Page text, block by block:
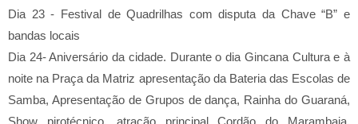
Dia 23 - Festival de Quadrilhas com disputa da Chave “B” e
bandas locais
Dia 24- Aniversário da cidade. Durante o dia Gincana Cultura e à
noite na Praça da Matriz apresentação da Bateria das Escolas de
Samba, Apresentação de Grupos de dança, Rainha do Guaraná,
Show pirotécnico, atração principal Cordão do Marambaia,